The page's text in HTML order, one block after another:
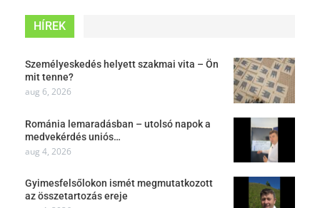
HÍREK
Személyeskedés helyett szakmai vita – Ön
mit tenne?
aug 6, 2026
Románia lemaradásban – utolsó napok a
medvekérdés uniós…
aug 4, 2026
Gyimesfelsőlokon ismét megmutatkozott
az összetartozás ereje